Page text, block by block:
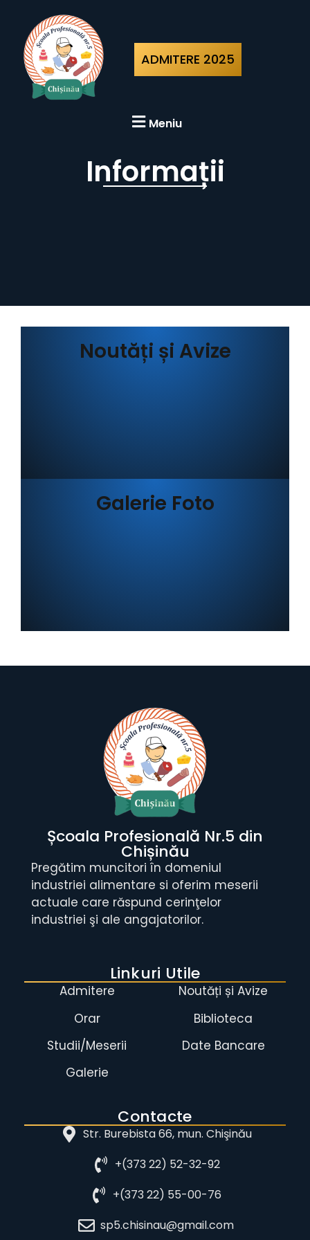
ADMITERE 2025
Meniu
Informații
Noutăți și Avize
Galerie Foto
Școala Profesională Nr.5 din
Chișinău
Pregătim muncitori în domeniul
industriei alimentare si oferim meserii
actuale care răspund cerinţelor
industriei şi ale angajatorilor.
Linkuri Utile
Admitere
Orar
Studii/Meserii
Galerie
Noutăți și Avize
Biblioteca
Date Bancare
Contacte
Str. Burebista 66, mun. Chişinău
+(373 22) 52-32-92
+(373 22) 55-00-76
sp5.chisinau@gmail.com